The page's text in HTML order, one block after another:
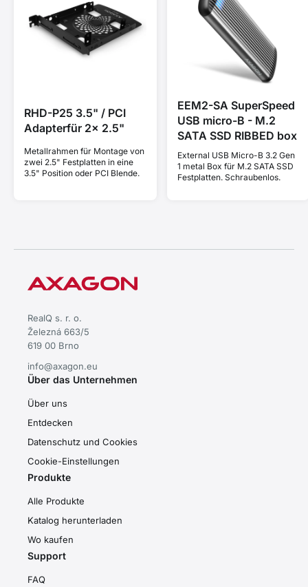
RHD-P25 3.5" / PCI
Adapterfür 2x 2.5"
Metallrahmen für Montage von
zwei 2.5" Festplatten in eine
3.5" Position oder PCI Blende.
EEM2-SA SuperSpeed
USB micro-B - M.2
SATA SSD RIBBED box
External USB Micro-B 3.2 Gen
1 metal Box für M.2 SATA SSD
Festplatten. Schraubenlos.
RealQ s. r. o.
Železná 663/5
619 00 Brno
info@axagon.eu
Über das Unternehmen
Über uns
Entdecken
Datenschutz und Cookies
Cookie-Einstellungen
Produkte
Alle Produkte
Katalog herunterladen
Wo kaufen
Support
FAQ